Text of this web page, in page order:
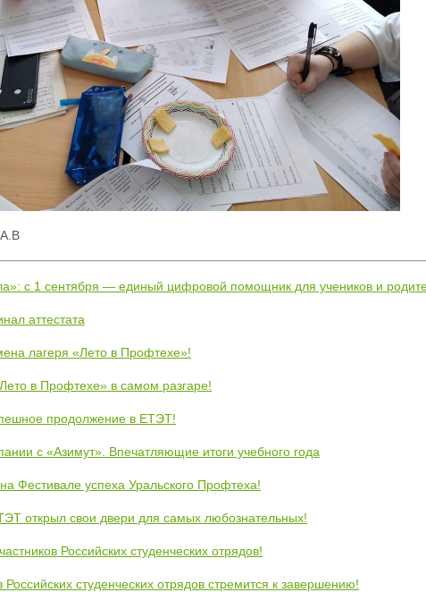
с 1 сентября — единый цифровой помощник для учеников и
аттестата
лагеря «Лето в Профтехе»!
в Профтехе» в самом разгаре!
продолжение в ЕТЭТ!
с «Азимут». Впечатляющие итоги учебного года
Фестивале успеха Уральского Профтеха!
открыл свои двери для самых любознательных!
Российских студенческих отрядов!
студенческих отрядов стремится к завершению!